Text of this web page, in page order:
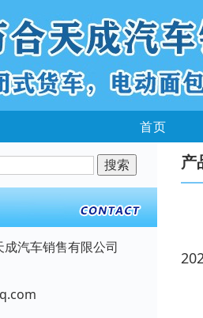
首页
成汽车销售有限公司
产